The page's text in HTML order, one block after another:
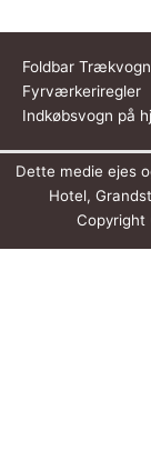
Foldbar Trækvogn
Fyrværkeriregler
Indkøbsvogn på
Dette medie ejes
Hotel,
Copyright